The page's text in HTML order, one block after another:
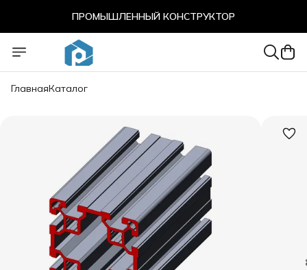
ПРОМЫШЛЕННЫЙ КОНСТРУКТОР
ПРОМЫШЛЕННЫЙ КОНСТРУКТОР
ГлавнаяКаталог